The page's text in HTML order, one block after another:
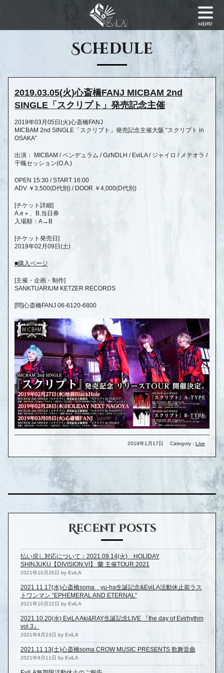
menu
Schedule
2019.03.05(火)心斎橋FANJ MICBAM 2nd
SINGLE「スクリプト」発売記念主催
2019年03月05日(火)心斎橋FANJ
MICBAM 2nd SINGLE「スクリプト」発売記念主催大阪 “スクリプト in
OSAKA”
出演： MICBAM / ペンデュラム / GzNDLH / EviLA / ジャイロ / メテオラ /
千颯セッション(O.A.)
OPEN 15:30 / START 16:00
ADV ￥3,500(D代別) / DOOR ￥4,000(D代別)
[チケット詳細]
A.e＋、B.当日券
入場順：A→B
[チケット発売日]
2019年02月09日(土)
■購入ページ
[主催・企画・制作]
SANKTUARIUM KETZER RECORDS
[問]心斎橋FANJ 06-6120-6800
2019年1月17日 Category : Live
Recent Posts
払い戻し対応について：2021.09.14(火) HOLIDAY
SHINJUKU【DIVISION:VI】 蘭 主催TOUR 2021
2021年10月26日 by EviLA
2021.11.17(水)心斎橋soma yu-ha生誕記念&EviLA活動休止前ラス
トワンマン “EPHEMERAL AND ETERNAL”
2021年10月22日 by EviLA
2021.10.20(水) EviLA Aki&RAY生誕記念LIVE 『the day of Evirhythm
vol.3』
2021年9月23日 by EviLA
2021.11.13(土)心斎橋soma CROW MUSIC PRESENTS 歌舞音曲
2021年9月11日 by EviLA